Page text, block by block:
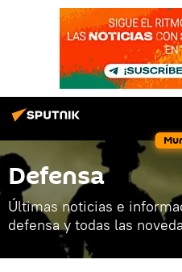
Defensa
Últimas noticias e
defensa y todas las